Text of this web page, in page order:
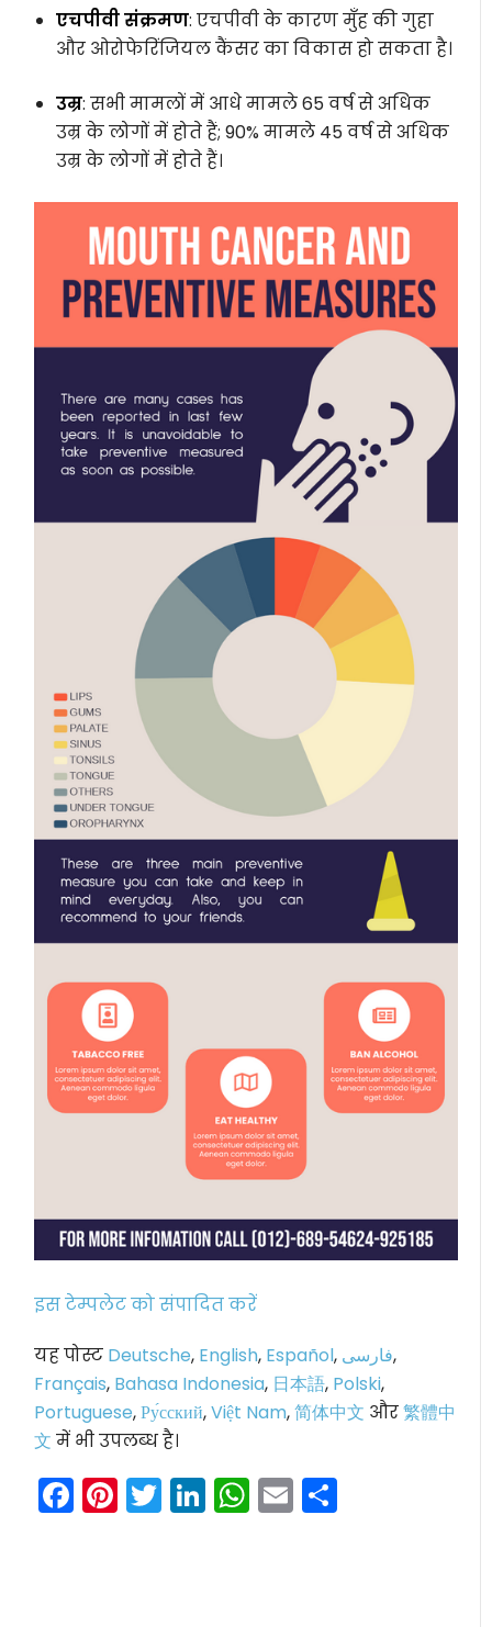
एचपीवी संक्रमण: एचपीवी के कारण मुँह की गुहा
और ओरोफेरिंजियल कैंसर का विकास हो सकता है।
उम्र: सभी मामलों में आधे मामले 65 वर्ष से अधिक
उम्र के लोगों में होते हैं; 90% मामले 45 वर्ष से अधिक
उम्र के लोगों में होते हैं।
इस टेम्पलेट को संपादित करें
यह पोस्ट Deutsche, English, Español, فارسی,
Français, Bahasa Indonesia, 日本語, Polski,
Portuguese,Ру́сский,Việt Nam,简体中文 और繁體中
文 में भी उपलब्ध है।
Facebook
Pinterest
Twitter
LinkedIn
WhatsApp
Email